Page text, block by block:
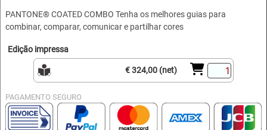
PANTONE® COATED COMBO Tenha os melhores guias para
combinar, comparar, comunicar e partilhar cores
Edição impressa
€ 324,00 (net)
PAGAMENTO SEGURO